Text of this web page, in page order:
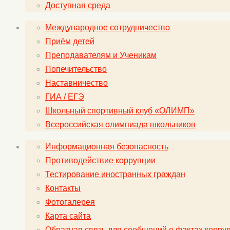
Доступная среда
Международное сотрудничество
Приём детей
Преподавателям и Ученикам
Попечительство
Наставничество
ГИА / ЕГЭ
Школьный спортивный клуб «ОЛИМП»
Всероссийская олимпиада школьников
Информационная безопасность
Противодействие коррупции
Тестирование иностранных граждан
Контакты
Фотогалерея
Карта сайта